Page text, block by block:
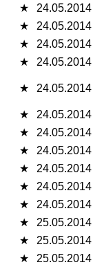
★ 24.05.2014
★
24.05.2014
★
24.05.2014
★
24.05.2014
★ 24.05.2014
★
24.05.2014
★
24.05.2014
★
24.05.2014
★
24.05.2014
★
24.05.2014
★
24.05.2014
★
25.05.2014
★
25.05.2014
★
25.05.2014